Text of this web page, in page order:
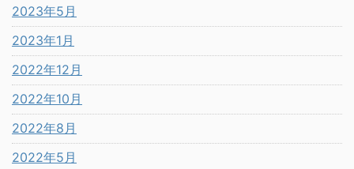
2023年5月
2023年1月
2022年12月
2022年10月
2022年8月
2022年5月